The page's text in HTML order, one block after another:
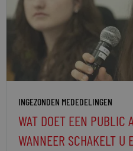
INGEZONDEN MEDEDELINGEN
WAT DOET EEN PUBLIC
WANNEER SCHAKELT U